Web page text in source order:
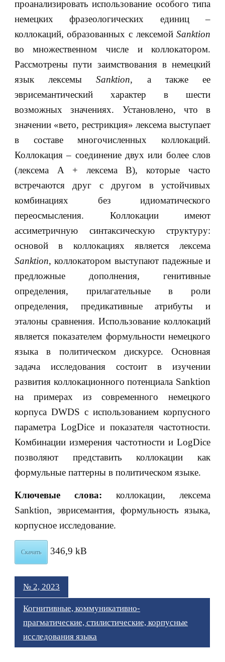
проанализировать использование особого типа
немецких фразеологических единиц –
коллокаций, образованных с лексемойSanktion
во множественном числе и коллокатором.
Рассмотрены пути заимствования в немецкий
язык лексемыSanktion, а также ее
эврисемантический характер в шести
возможных значениях. Установлено, что в
значении «вето, рестрикция» лексема выступает
в составе многочисленных коллокаций.
Коллокация – соединение двух или более слов
(лексема A + лексема B), которые часто
встречаются друг с другом в устойчивых
комбинациях без идиоматического
переосмысления. Коллокации имеют
ассиметричную синтаксическую структуру:
основой в коллокациях является лексема
Sanktion, коллокатором выступают падежные и
предложные дополнения, генитивные
определения, прилагательные в роли
определения, предикативные атрибуты и
эталоны сравнения. Использование коллокаций
является показателем формульности немецкого
языка в политическом дискурсе. Основная
задача исследования состоит в изучении
развития коллокационного потенциала Sanktion
на примерах из современного немецкого
корпуса DWDS с использованием корпусного
параметра LogDice и показателя частотности.
Комбинации измерения частотности и LogDice
позволяют представить коллокации как
формульные паттерны в политическом языке.
Ключевые слова:коллокации, лексема
Sanktion, эврисемантия, формульность языка,
корпусное исследование.
Скачать 346,9 kB
№ 2, 2023
Когнитивные, коммуникативно-
прагматические, стилистические, корпусные
исследования языка